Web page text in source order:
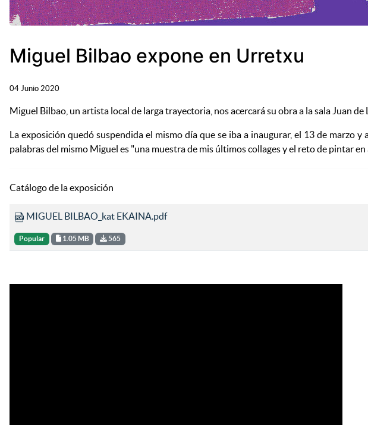
Miguel Bilbao expone en Urretxu
04 Junio 2020
Miguel Bilbao, un artista local de larga trayectoria, nos acercará su obra a la sala Juan
La exposición quedó suspendida el mismo día que se iba a inaugurar, el 13 de marzo
palabras del mismo Miguel es "una muestra de mis últimos collages y el reto de pintar
Catálogo de la exposición
MIGUEL BILBAO_kat EKAINA.pdf
Popular 1.05 MB 565